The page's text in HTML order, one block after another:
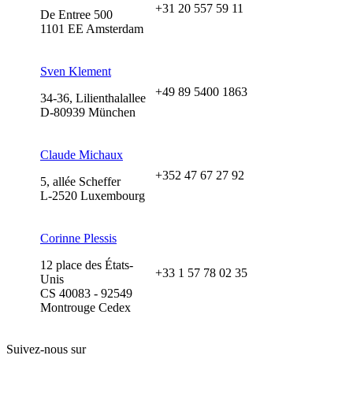
De Entree 500
1101 EE Amsterdam
+31 20 557 59 11
Sven Klement
34-36, Lilienthalallee
D-80939 München
+49 89 5400 1863
Claude Michaux
5, allée Scheffer
L-2520 Luxembourg
+352 47 67 27 92
Corinne Plessis
12 place des États-
Unis
CS 40083 - 92549
Montrouge Cedex
+33 1 57 78 02 35
Suivez-nous sur